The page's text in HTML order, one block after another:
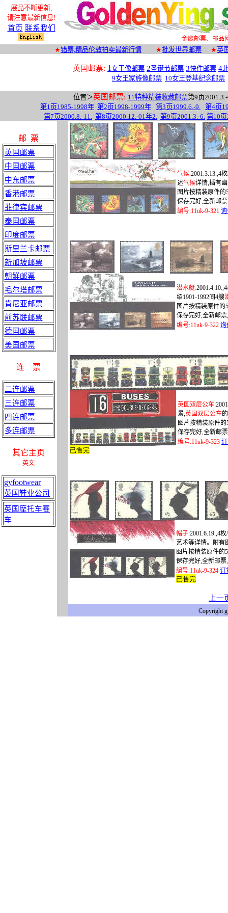
展品不断更新,
请注意最新信息!
首页 联系我们
金鹰邮票、邮品
★错票,精品伦敦拍卖最新行情 ★批发世界邮票 ★英
英国邮票: 1 女王像邮票 2圣诞节邮票 3快件邮票 4
9女王家族像邮票 10女王登基纪念邮票
位置＞英国邮票: 11特种精装收藏邮票第9 页
第1 页1985-1998年 第2 页1998-1999年 第3 页1999.6.-9. 第4页
第7 页2000.8.-11. 第8 页2000.12.-01年2. 第9 页2001.3.-6. 第10 页
邮 票
英国邮票
中国邮票
中东邮票
香港邮票
菲律宾邮票
泰国邮票
印度邮票
斯里兰卡邮票
新加坡邮票
朝鲜邮票
毛尔塔邮票
肯尼亚邮票
前苏联邮票
德国邮票
美国邮票
连 票
二连邮票
三连邮票
四连邮票
多连邮票
其它主页
英文
gyfootwear
英国鞋业公司
英国摩托车赛
车
气候:2001.3.13.,4枚
述气候详情,插有
图片按精装原件的
保存完好,全新邮票
编号:11uk-9-321
潜水艇:2001.4.10.,4
绍1901-1992间 4艘
图片按精装原件的
保存完好,全新邮票,
编号:11uk-9-322 询
英国双层公车:
景,英国双层公车
图片按精装原件的
保存完好,全新邮票
编号:11uk-9-323
已售完
帽子:2001.6.19.,4枚/
艺术等详情。附有
图片按精装原件的
保存完好,全新邮票,
编号:11uk-9-324 订
已售完
上一
Copyright